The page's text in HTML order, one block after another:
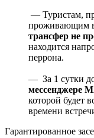
— Туристам,
проживающим
трансфер не
находится
перрона.
— За 1 сутки до
мессенджере
которой будет
времени
Гарантированное